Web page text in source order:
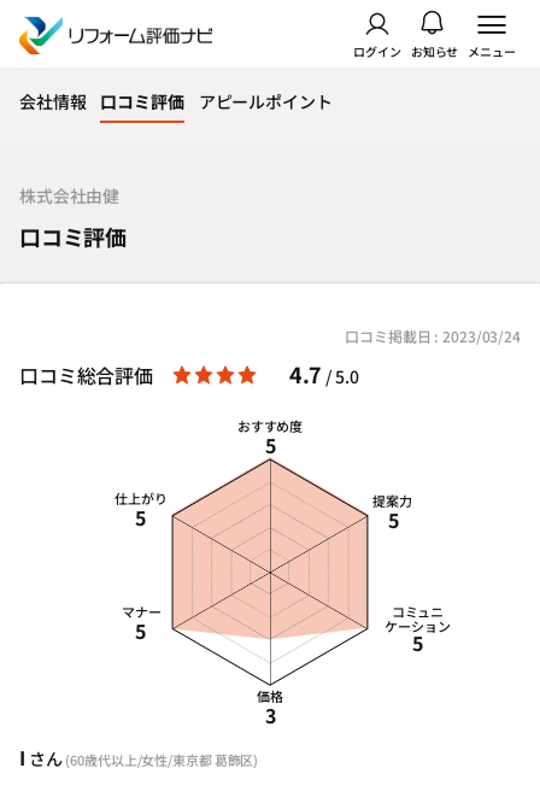
ログイン お知らせ メニュー
会社情報 口コミ評価 アピールポイント
株式会社由健
口コミ評価
口コミ掲載日 : 2023/03/24
I さん(60歳代以上/女性/東京都 葛飾区)
口コミ総合評価 4.7 / 5.0
おすすめ度
5
提案力
5
コミュニ
ケーション
5
価格
3
マナー
5
仕上がり
5